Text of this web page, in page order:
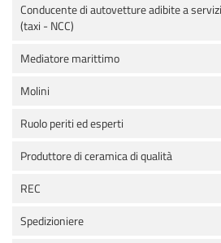
Conducente di autovetture adibite a
(taxi - NCC)
Mediatore marittimo
Molini
Ruolo periti ed esperti
Produttore di ceramica di qualità
REC
Spedizioniere